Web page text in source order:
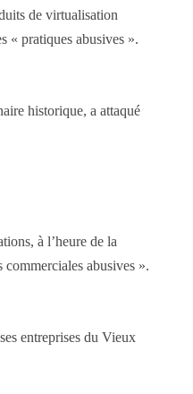
de virtualisation
« pratiques abusives ».
historique, a attaqué
à l’heure de la
abusives ».
entreprises du Vieux